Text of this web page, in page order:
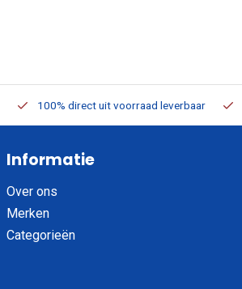
100% direct uit voorraad leverbaar
Informatie
Over ons
Merken
Categorieën